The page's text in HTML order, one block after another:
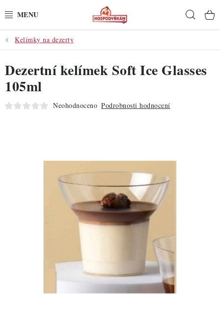
na
POTŘEBY
POMŮCKY
SUROVINY
DÁRKOVÉ POUKAZY
TÉMATICKÉ PRODUKTY
PROFI BALENÍ
Kelímky na dezerty
Dezertní kelímek Soft Ice Glasses
105ml
Neohodnoceno Podrobnosti hodnocení